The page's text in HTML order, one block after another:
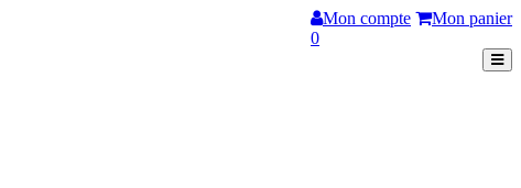
Mon compte
Mon panier
0